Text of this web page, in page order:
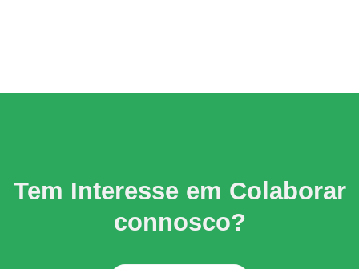
Tem Interesse em Colaborar
connosco?